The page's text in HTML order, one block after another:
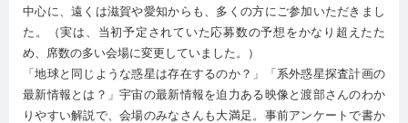
中心に、遠くは滋賀や愛知からも、多くの方にご参加いただきまし
た。（実は、当初予定されていた応募数の予想をかなり超えたた
め、席数の多い会場に変更していました。）
「地球と同じような惑星は存在するのか？」「系外惑星探査計画の
最新情報とは？」宇宙の最新情報を迫力ある映像と渡部さんのわか
りやすい解説で、会場のみなさんも大満足。事前アンケートで書か